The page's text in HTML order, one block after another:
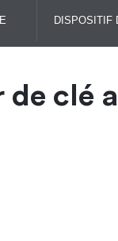
DISPOSITIF
de clé